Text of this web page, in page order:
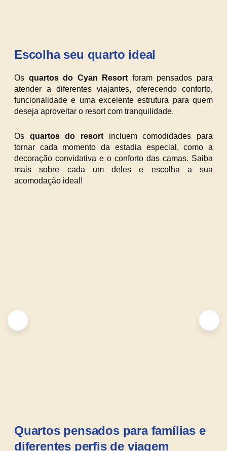
Escolha seu quarto ideal
Os quartos do Cyan Resort foram pensados para
atender a diferentes viajantes, oferecendo conforto,
funcionalidade e uma excelente estrutura para quem
deseja aproveitar o resort com tranquilidade.
Os quartos do resort incluem comodidades para
tornar cada momento da estadia especial, como a
decoração convidativa e o conforto das camas. Saiba
mais sobre cada um deles e escolha a sua
acomodação ideal!
Quartos pensados para famílias e
diferentes perfis de viagem